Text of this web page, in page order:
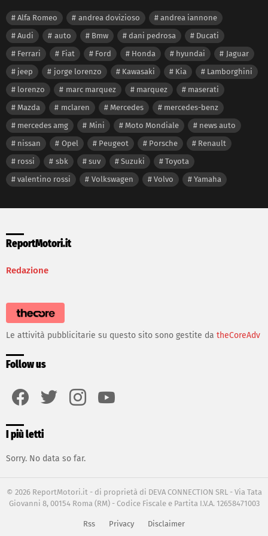
Alfa Romeo andrea dovizioso
andrea iannone
Audi
auto Bmw dani pedrosa
Ducati
Ferrari
Fiat Ford Honda hyundai
Jaguar
jeep
jorge lorenzo Kawasaki Kia
Lamborghini
lorenzo
marc marquez marquez
maserati
Mazda
mclaren Mercedes
mercedes-benz
mercedes amg
Mini Moto Mondiale
news auto
nissan
Opel Peugeot Porsche
Renault
rossi
sbk suv Suzuki
Toyota
valentino rossi
Volkswagen Volvo Yamaha
ReportMotori.it
Redazione
Le attività pubblicitarie su questo sito sono gestite da theCoreAdv
Follow us
I più letti
Sorry. No data so far.
© 2026 ReportMotori.it - di proprietà di DEVA CONNECTION SRL - Via Tata
Giovanni 8, 00154 Roma (RM) - Codice Fiscale e Partita I.V.A. 12658471003
Rss Privacy Disclaimer